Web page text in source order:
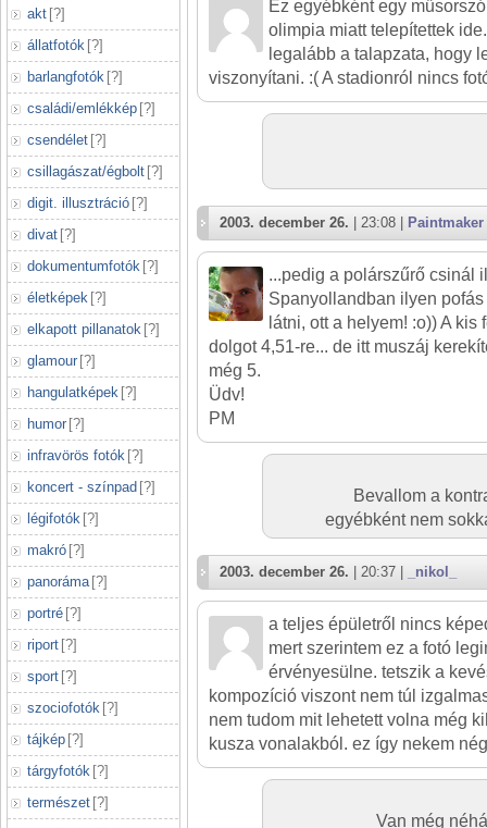
akt [?]
állatfotók [?]
barlangfotók [?]
családi/emlékkép [?]
csendélet [?]
csillagászat/égbolt [?]
digit. illusztráció [?]
divat [?]
dokumentumfotók [?]
életképek [?]
elkapott pillanatok [?]
glamour [?]
hangulatképek [?]
humor [?]
infravörös fotók [?]
koncert - színpad [?]
légifotók [?]
makró [?]
panoráma [?]
portré [?]
riport [?]
sport [?]
szociofotók [?]
tájkép [?]
tárgyfotók [?]
természet [?]
Ez egyébként egy
olimpia miatt telepítettek
legalább a talapzata, hogy
viszonyítani. :( A stadionról nincs
2003. december 26. | 23:08 | Paintmaker
...pedig a polárszűrő csinál
Spanyollandban ilyen
látni, ott a helyem! :o)) A
dolgot 4,51-re... de itt muszáj
még 5.
Üdv!
PM
Bevallom a
egyébként nem
2003. december 26. | 20:37 | _nikol_
a teljes épületről nincs
mert szerintem ez a fotó
érvényesülne. tetszik a
kompozíció viszont nem túl
nem tudom mit lehetett volna még
kusza vonalakból. ez így nekem
Van még